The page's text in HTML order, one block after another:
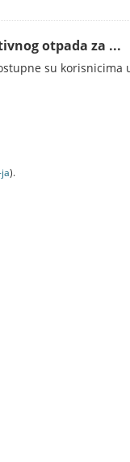
otpada za ...
su korisnicima
).